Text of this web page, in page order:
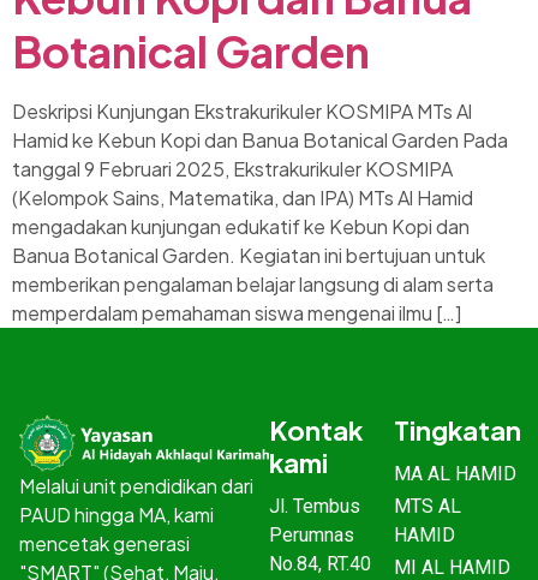
Botanical Garden
Deskripsi Kunjungan Ekstrakurikuler KOSMIPA MTs Al
Hamid ke Kebun Kopi dan Banua Botanical Garden Pada
tanggal 9 Februari 2025, Ekstrakurikuler KOSMIPA
(Kelompok Sains, Matematika, dan IPA) MTs Al Hamid
mengadakan kunjungan edukatif ke Kebun Kopi dan
Banua Botanical Garden. Kegiatan ini bertujuan untuk
memberikan pengalaman belajar langsung di alam serta
memperdalam pemahaman siswa mengenai ilmu […]
Melalui unit pendidikan dari
PAUD hingga MA, kami
mencetak generasi
"SMART" (Sehat, Maju,
Kontak
kami
Jl. Tembus
Perumnas
No.84, RT.40
Tingkatan
MA AL HAMID
MTS AL
HAMID
MI AL HAMID